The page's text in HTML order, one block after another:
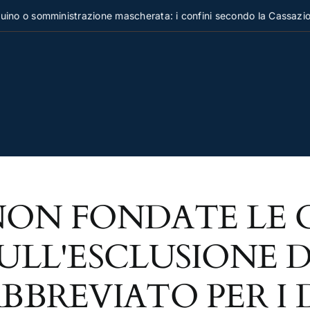
o somministrazione mascherata: i confini secondo la
FONDATE LE
PER I